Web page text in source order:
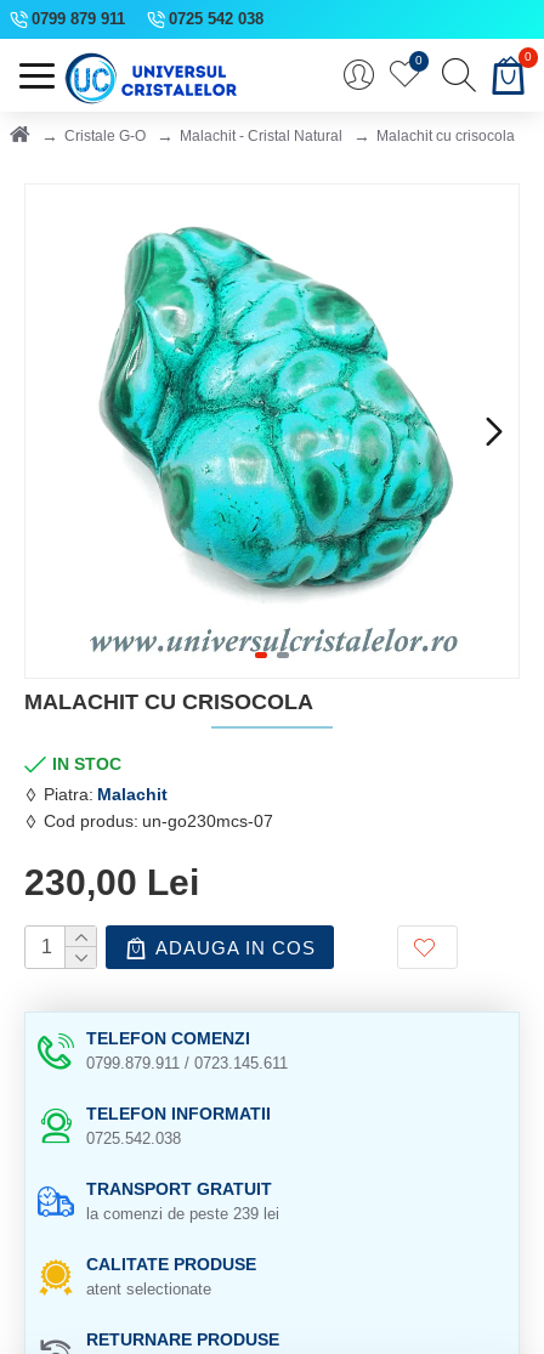
0799 879 911 0725 542 038
0 0
Cristale G-O Malachit - Cristal Natural Malachit cu crisocola
MALACHIT CU CRISOCOLA
IN STOC
Piatra: Malachit
Cod produs: un-go230mcs-07
230,00 Lei
ADAUGA IN COS
TELEFON COMENZI
0799.879.911 / 0723.145.611
TELEFON INFORMATII
0725.542.038
TRANSPORT GRATUIT
la comenzi de peste 239 lei
CALITATE PRODUSE
atent selectionate
RETURNARE PRODUSE